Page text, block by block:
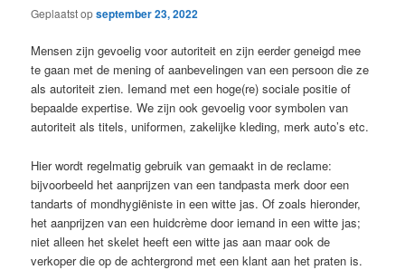
Geplaatst opseptember 23, 2022
Mensen zijn gevoelig voor autoriteit en zijn eerder geneigd mee
te gaan met de mening of aanbevelingen van een persoon die ze
als autoriteit zien. Iemand met een hoge(re) sociale positie of
bepaalde expertise. We zijn ook gevoelig voor symbolen van
autoriteit als titels, uniformen, zakelijke kleding, merk auto’s etc.
Hier wordt regelmatig gebruik van gemaakt in de reclame:
bijvoorbeeld het aanprijzen van een tandpasta merk door een
tandarts of mondhygiëniste in een witte jas. Of zoals hieronder,
het aanprijzen van een huidcrème door iemand in een witte jas;
niet alleen het skelet heeft een witte jas aan maar ook de
verkoper die op de achtergrond met een klant aan het praten is.